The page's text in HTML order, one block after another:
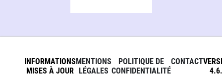
INFORMATIONS
MISES À JOUR
MENTIONS
LÉGALES
POLITIQUE DE
CONFIDENTIALITÉ
CONTACT